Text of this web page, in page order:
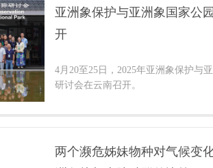
础。然而，目前樟科内多个类群间的
析，其复杂的生物地理历史与生态
建议在未来采用多学科交叉的研究策
重要生态与经济价值植物类群的演化
亚洲象保护与亚洲象国家公
开
4月20至25日，2025年亚洲象保护与
研讨会在云南召开。
两个濒危姊妹物种对气候变